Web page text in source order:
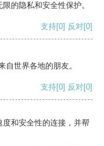
的隐私和安全性保护。
支持[0] 反对[0]
自世界各地的朋友。
支持[0] 反对[0]
和安全性的连接，并帮